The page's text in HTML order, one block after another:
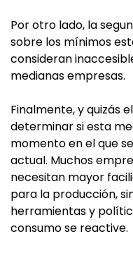
Por otro lado, la
sobre los mínimos
consideran
medianas empresas.
Finalmente, y quizás
determinar si esta
momento en el que
actual. Muchos
necesitan mayor
para la producción,
herramientas y
consumo se reactive.